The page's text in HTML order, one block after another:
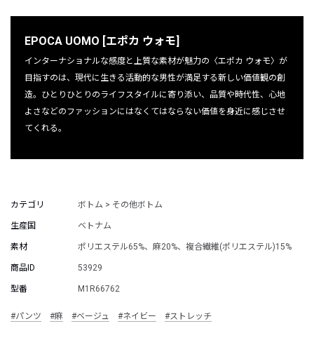
EPOCA UOMO [エポカ ウォモ]
インターナショナルな感度と上質な素材が魅力の〈エポカ ウォモ〉が
目指すのは、現代に生きる活動的な男性が満足する新しい価値観の創
造。ひとりひとりのライフスタイルに寄り添い、品質や時代性、心地
よさなどのファッションにはなくてはならない価値を身近に感じさせ
てくれる。
カテゴリ ボトム > その他ボトム
生産国 ベトナム
素材 ポリエステル65%、麻20%、複合繊維(ポリエステル)15%
商品ID 53929
型番 M1R66762
#パンツ #麻 #ベージュ #ネイビー #ストレッチ